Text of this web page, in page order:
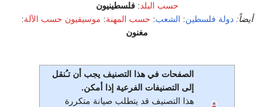
حسب البلد:فلسطينيون
أيضاً: دولة فلسطين: الشعب: حسب المهنة: موسيقيون حسب الآلة:
مغنون
الصفحات في هذا التصنيف يجب أن تـُنقل
إلى التصنيفات الفرعية إذا أمكن.
هذا التصنيف قد يتطلب صيانة متكررة